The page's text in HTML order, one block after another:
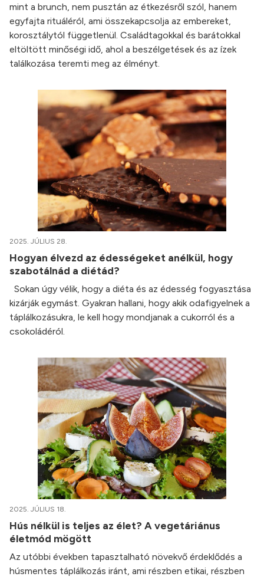
mint a brunch, nem pusztán az étkezésről szól, hanem
egyfajta rituáléról, ami összekapcsolja az embereket,
korosztálytól függetlenül. Családtagokkal és barátokkal
eltöltött minőségi idő, ahol a beszélgetések és az ízek
találkozása teremti meg az élményt.
2025. JÚLIUS 28.
Hogyan élvezd az édességeket anélkül, hogy
szabotálnád a diétád?
Sokan úgy vélik, hogy a diéta és az édesség fogyasztása
kizárják egymást. Gyakran hallani, hogy akik odafigyelnek a
táplálkozásukra, le kell hogy mondjanak a cukorról és a
csokoládéról.
2025. JÚLIUS 18.
Hús nélkül is teljes az élet? A vegetáriánus
életmód mögött
Az utóbbi években tapasztalható növekvő érdeklődés a
húsmentes táplálkozás iránt, ami részben etikai, részben